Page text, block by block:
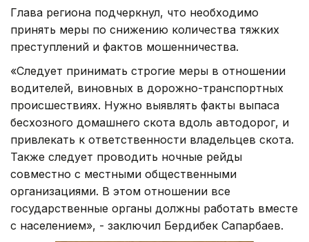
Глава региона подчеркнул, что необходимо
принять меры по снижению количества тяжких
преступлений и фактов мошенничества.
«Следует принимать строгие меры в отношении
водителей, виновных в дорожно-транспортных
происшествиях. Нужно выявлять факты выпаса
бесхозного домашнего скота вдоль автодорог, и
привлекать к ответственности владельцев скота.
Также следует проводить ночные рейды
совместно с местными общественными
организациями. В этом отношении все
государственные органы должны работать вместе
с населением», - заключил Бердибек Сапарбаев.